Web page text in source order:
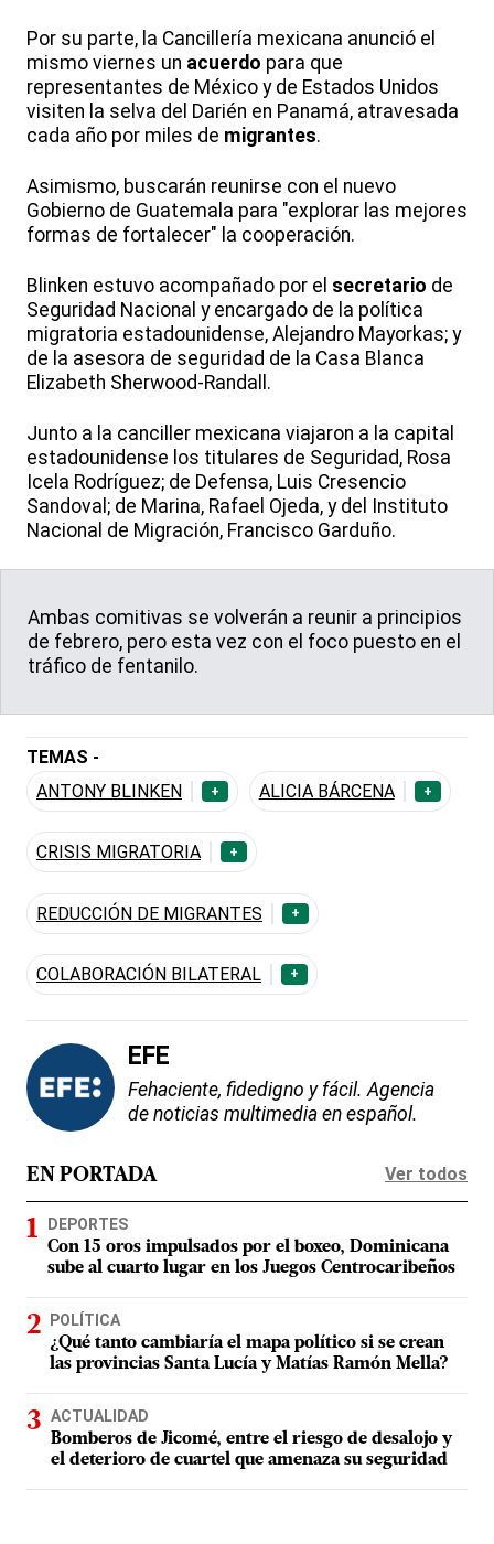
Por su parte, la Cancillería mexicana anunció el
mismo viernes un acuerdo para que
representantes de México y de Estados Unidos
visiten la selva del Darién en Panamá, atravesada
cada año por miles de migrantes.
Asimismo, buscarán reunirse con el nuevo
Gobierno de Guatemala para "explorar las mejores
formas de fortalecer" la cooperación.
Blinken estuvo acompañado por el secretario de
Seguridad Nacional y encargado de la política
migratoria estadounidense, Alejandro Mayorkas; y
de la asesora de seguridad de la Casa Blanca
Elizabeth Sherwood-Randall.
Junto a la canciller mexicana viajaron a la capital
estadounidense los titulares de Seguridad, Rosa
Icela Rodríguez; de Defensa, Luis Cresencio
Sandoval; de Marina, Rafael Ojeda, y del Instituto
Nacional de Migración, Francisco Garduño.
Ambas comitivas se volverán a reunir a principios
de febrero, pero esta vez con el foco puesto en el
tráfico de fentanilo.
TEMAS -
ANTONY BLINKEN
+ ALICIA BÁRCENA +
CRISIS MIGRATORIA +
REDUCCIÓN DE MIGRANTES +
COLABORACIÓN BILATERAL +
EFE
Fehaciente, fidedigno y fácil. Agencia
de noticias multimedia en español.
EN PORTADA Ver todos
DEPORTES
Con 15 oros impulsados por el boxeo, Dominicana
sube al cuarto lugar en los Juegos Centrocaribeños
POLÍTICA
¿Qué tanto cambiaría el mapa político si se crean
las provincias Santa Lucía y Matías Ramón Mella?
ACTUALIDAD
Bomberos de Jicomé, entre el riesgo de desalojo y
el deterioro de cuartel que amenaza su seguridad